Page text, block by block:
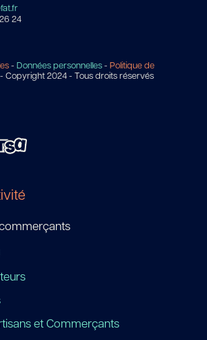
24
- Données personnelles - Politique de
- Copyright 2024 - Tous droits réservés
et Commerçants